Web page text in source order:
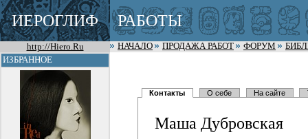
ИЕРОГЛИФ РАБОТЫ
http://Hiero.Ru НАЧАЛО ПРОДАЖА РАБОТ ФОРУМ
ИЗБРАННОЕ
Контакты О себе На сайте
Маша Дубровская